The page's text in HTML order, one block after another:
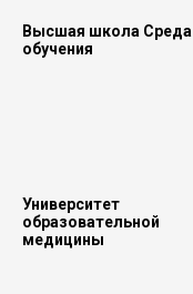
Высшая школа Среда
обучения
Университет
образовательной
медицины